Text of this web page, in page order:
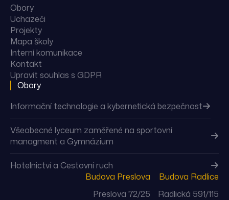
Obory
Uchazeči
Projekty
Mapa školy
Interní komunikace
Kontakt
Upravit souhlas s GDPR
Obory
Informační technologie a kybernetická bezpečnost
Všeobecné lyceum zaměřené na sportovní
managment a Gymnázium
Hotelnictví a Cestovní ruch
Budova Preslova
Preslova 72/25
Budova Radlice
Radlická 591/115